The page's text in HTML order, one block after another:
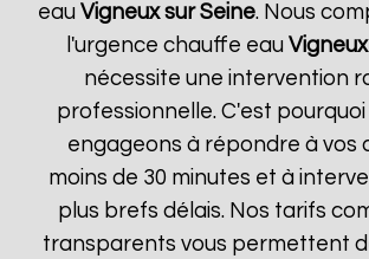
eau Vigneux sur Seine. Nous
l'urgence chauffe eau
nécessite une intervention
professionnelle. C'est pourquoi
engageons à répondre à vos
moins de 30 minutes et à
plus brefs délais. Nos tarifs
transparents vous permettent